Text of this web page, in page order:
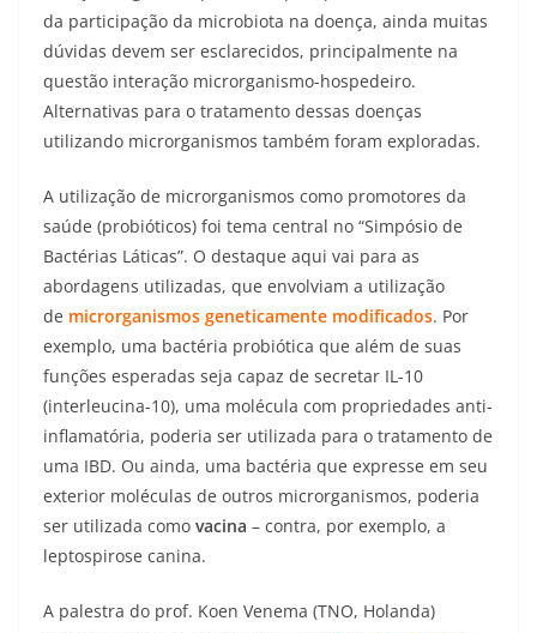
da participação da microbiota na doença, ainda muitas
dúvidas devem ser esclarecidos, principalmente na
questão interação microrganismo-hospedeiro.
Alternativas para o tratamento dessas doenças
utilizando microrganismos também foram exploradas.
A utilização de microrganismos como promotores da
saúde (probióticos) foi tema central no “Simpósio de
Bactérias Láticas”. O destaque aqui vai para as
abordagens utilizadas, que envolviam a utilização
de microrganismos geneticamente modificados. Por
exemplo, uma bactéria probiótica que além de suas
funções esperadas seja capaz de secretar IL-10
(interleucina-10), uma molécula com propriedades anti-
inflamatória, poderia ser utilizada para o tratamento de
uma IBD. Ou ainda, uma bactéria que expresse em seu
exterior moléculas de outros microrganismos, poderia
ser utilizada como vacina – contra, por exemplo, a
leptospirose canina.
A palestra do prof. Koen Venema (TNO, Holanda)